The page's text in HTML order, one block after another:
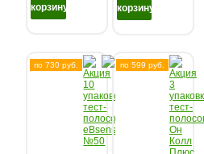
корзину корзину
по 730 руб. по 599 руб.